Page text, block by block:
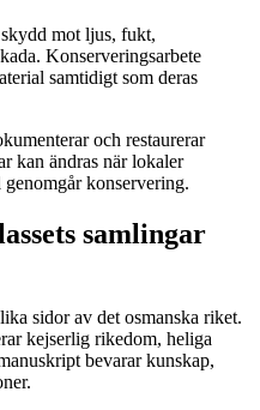
mot ljus, fukt,
Konserveringsarbete
samtidigt som deras
och restaurerar
kan ändras när lokaler
konservering.
samlingar
sidor av det osmanska riket.
kejserlig rikedom, heliga
bevarar kunskap,